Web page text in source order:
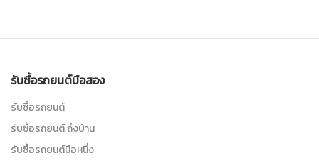
รับซื้อรถยนต์มือสอง
รับซื้อรถยนต์
รับซื้อรถยนต์ ถึงบ้าน
รับซื้อรถยนต์มือหนึ่ง